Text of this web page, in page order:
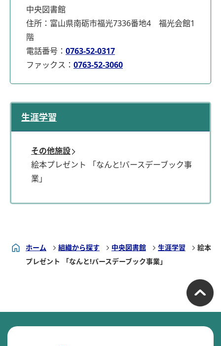
中央図書館
住所：富山県南砺市福光7336番地4 福光会館1
階
電話番号： 0763-52-0317
ファックス： 0763-52-3060
生涯学習
その他施設
絵本プレゼント 「なんと!バースデーブック事
業」
ホーム 組織から探す 中央図書館 生涯学習
絵本
プレゼント 「なんと!バースデーブック事業」